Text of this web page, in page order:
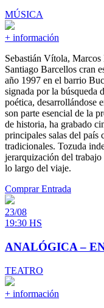
MÚSICA
+ información
Sebastián Vítola,
Santiago Barcellos cran
año 1997 en el barrio
signada por la búsqueda
poética, desarrollándose
son parte esencial de la
de historia, ha grabado
principales salas del país
tradicionales. Tozuda
jerarquización del
lo largo del viaje.
Comprar Entrada
23/08
19:30 HS
ANALÓGICA –
TEATRO
+ información